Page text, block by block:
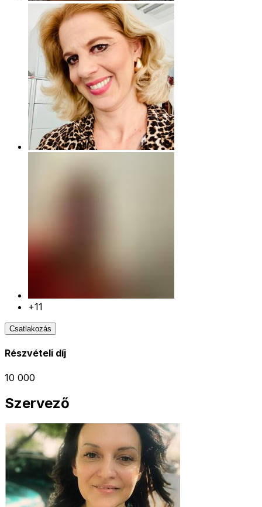
+11
Csatlakozás
Részvételi díj
10 000
Szervező